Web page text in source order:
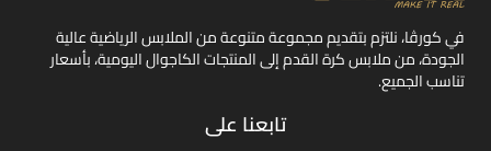
في كورڤا، نلتزم بتقديم مجموعة متنوعة من الملابس الرياضية عالية
الجودة، من ملابس كرة القدم إلى المنتجات الكاجوال اليومية، بأسعار
تناسب الجميع.
تابعنا على